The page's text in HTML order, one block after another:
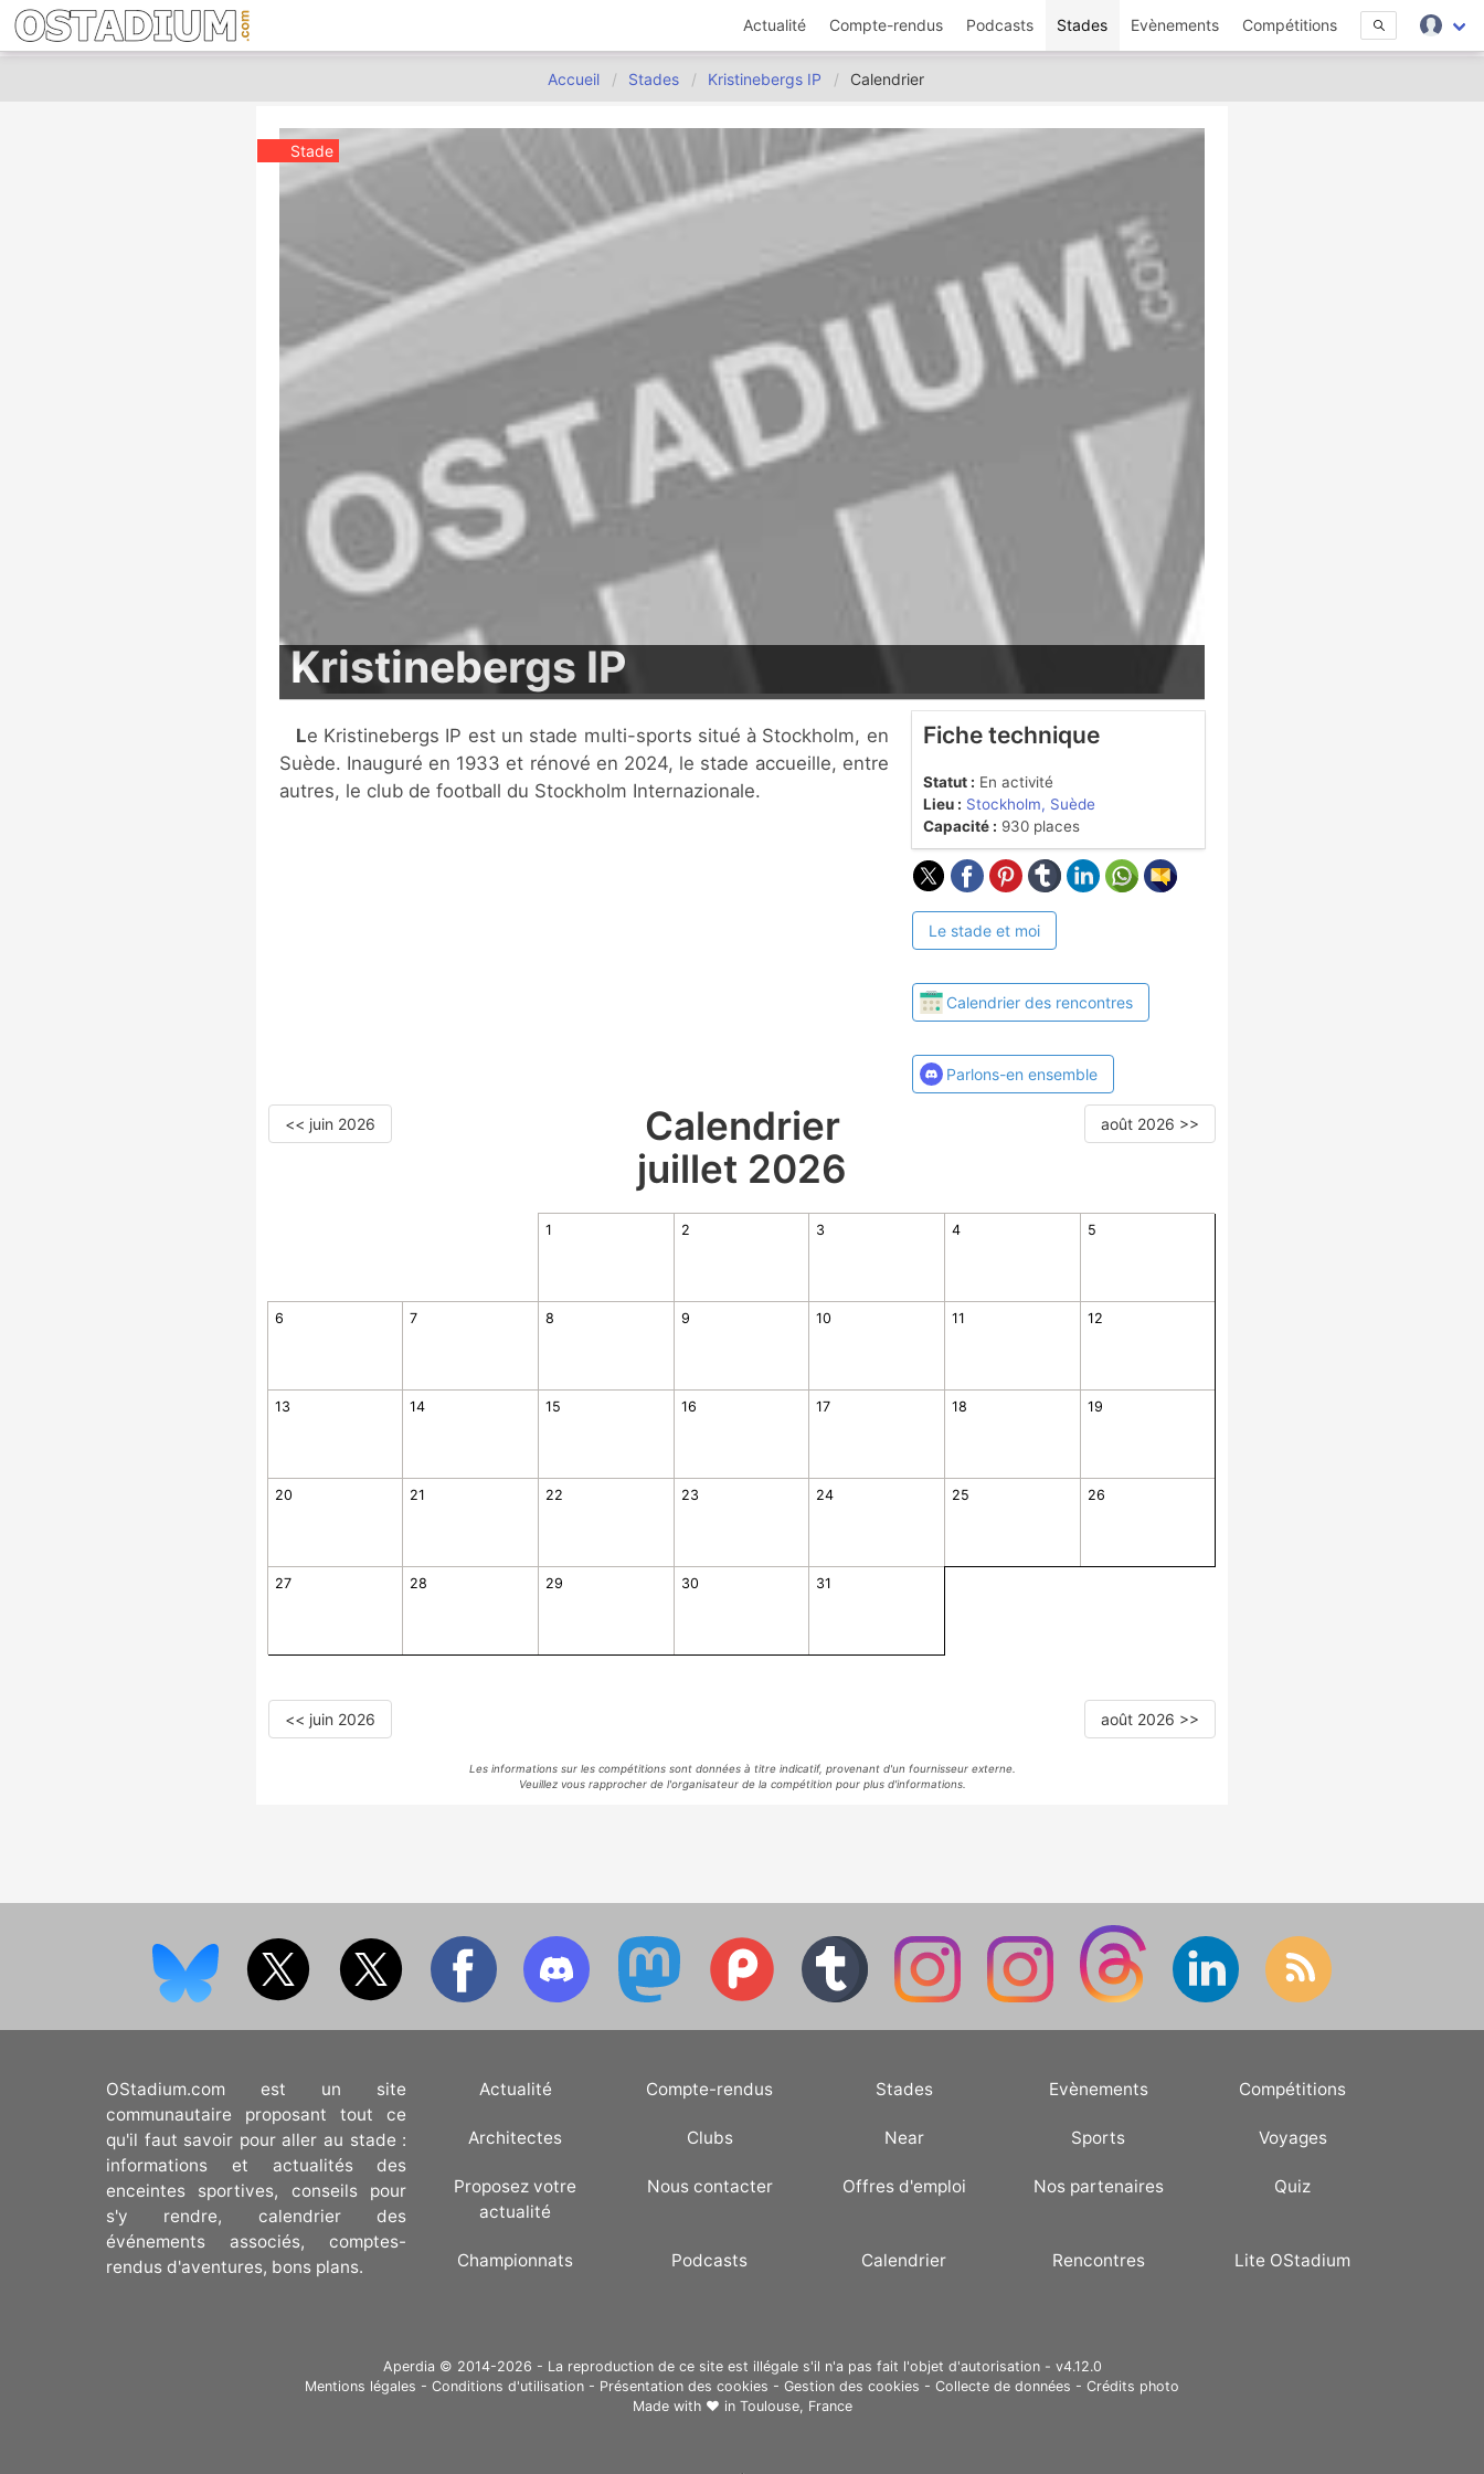
Actualité Compte-rendus Podcasts Stades Evènements Compétitions
Accueil Stades Kristinebergs IP Calendrier
Stade
Kristinebergs IP
Le Kristinebergs IP est un stade multi-sports situé à Stockholm, en
Suède. Inauguré en 1933 et rénové en 2024, le stade accueille, entre
autres, le club de football du Stockholm Internazionale.
Fiche technique
Statut : En activité
Lieu : Stockholm, Suède
Capacité : 930 places
Le stade et moi
Calendrier des rencontres
Parlons-en ensemble
Calendrier
juillet 2026
<< juin 2026 août 2026 >>
1 2 3 4 5
6 7 8 9 10 11 12
13 14 15 16 17 18 19
20 21 22 23 24 25 26
27 28 29 30 31
<< juin 2026 août 2026 >>
Les informations sur les compétitions sont données à titre indicatif, provenant d'un fournisseur externe.
Veuillez vous rapprocher de l'organisateur de la compétition pour plus d'informations.
OStadium.com est un site
communautaire proposant tout ce
qu'il faut savoir pour aller au stade :
informations et actualités des
enceintes sportives, conseils pour
s'y rendre, calendrier des
événements associés, comptes-
rendus d'aventures, bons plans.
Actualité Compte-rendus Stades Evènements Compétitions
Architectes Clubs Near Sports Voyages
Proposez votre
actualité
Nous contacter Offres d'emploi Nos partenaires Quiz
Championnats Podcasts Calendrier Rencontres Lite OStadium
Aperdia © 2014-2026 - La reproduction de ce site est illégale s'il n'a pas fait l'objet d'autorisation - v4.12.0
Mentions légales - Conditions d'utilisation - Présentation des cookies - Gestion des cookies - Collecte de données - Crédits photo
Made with ❤ in Toulouse, France